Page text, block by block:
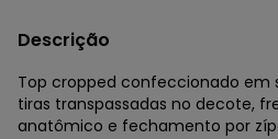
Descrição
Top cropped confeccionado em
tiras transpassadas no decote,
anatômico e fechamento por